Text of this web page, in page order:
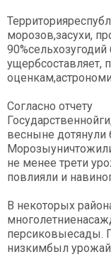
морозов,засухи,
ущербсоставляет,
Согласно отчету
весныне дотянули
не менее трети
повлияли и
В некоторых
персиковыесады.
низкимбыл